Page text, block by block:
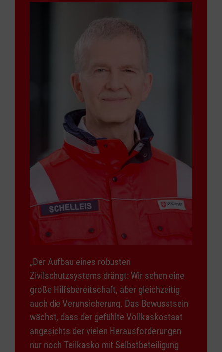
„Der Aufbau eines robusten
Zivilschutzsystems drängt: Wir sehen eine
große Hilfsbereitschaft, aber gleichzeitig
auch die Verunsicherung. Das Bewusstsein
wächst, dass der gefühlte Vollkaskostaat
angesichts der vielen Herausforderungen
nur noch Teilkasko mit Selbstbeteiligung